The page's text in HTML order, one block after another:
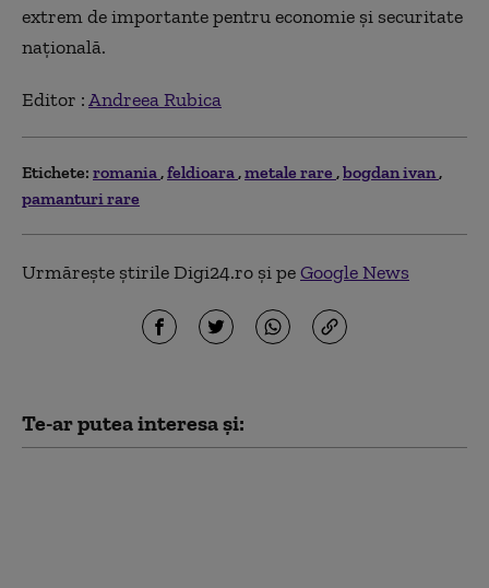
extrem de importante pentru economie şi securitate
naţională.
Editor :Andreea Rubica
Etichete: romania feldioara metale rare bogdan ivan
pamanturi rare
Urmărește știrile Digi24.ro și peGoogle News
Te-ar putea interesa și: